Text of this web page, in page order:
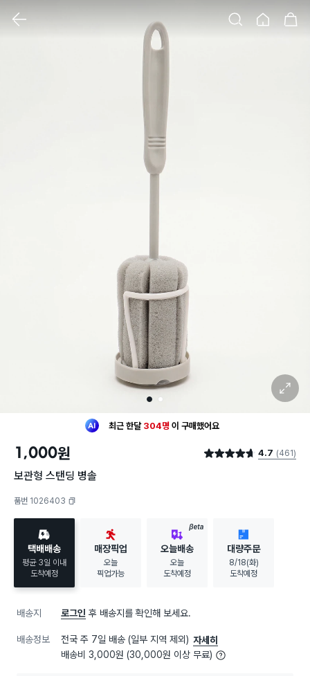
1 2
확대 보기
최근 한달 304명 이 구매했어요
구매했어요
1,000원 별점 4.7점 4.7 (461)
보관형 스탠딩 병솔
품번 1026403
택배배송
평균 3일 이내
도착예정
매장픽업
오늘
픽업가능
BETA
오늘배송
오늘
도착예정
대량주문
8/18(화)
도착예정
배송지 로그인 후 배송지를 확인해 보세요.
배송정보 전국 주 7일 배송 (일부 지역 제외) 자세히
배송비 3,000원 (30,000원 이상 무료)